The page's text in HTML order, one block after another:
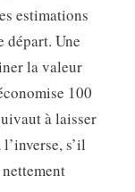
estimations
départ. Une
la valeur
100
à laisser
s’il